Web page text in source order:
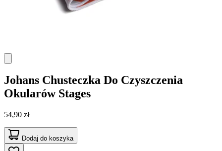
Johans Chusteczka Do Czyszczenia
Okularów Stages
54,90 zł
Dodaj do koszyka